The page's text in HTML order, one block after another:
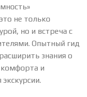
не только
но и встреча с
Опытный гид
знания о
комфорта и